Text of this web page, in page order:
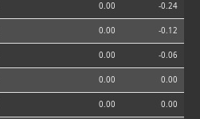
0.00 -0.24
0.00 -0.12
0.00 -0.06
0.00 0.00
0.00 0.00